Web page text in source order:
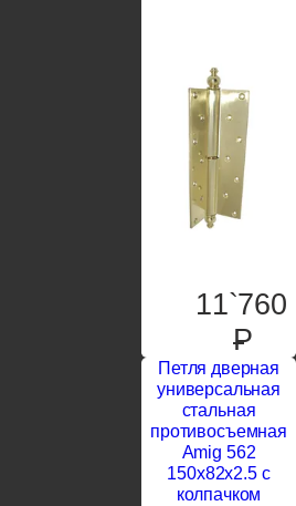
11`760
P
Петля дверная
универсальная
стальная
противосъемная
Amig 562
150x82x2.5 с
колпачком